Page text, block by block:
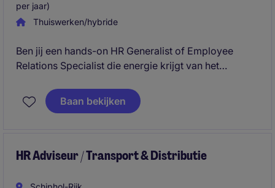
per jaar)
Thuiswerken/hybride
Ben jij een hands-on HR Generalist of Employee
Relations Specialist die energie krijgt van het
personeelsvraagstukken? In deze interim rol binnen
een internationale organisatie speel je een sleutelrol
Baan bekijken
HR Adviseur / Transport & Distributie